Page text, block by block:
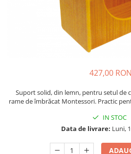
Biciclete si Triciclete
Biciclete Viking Explorer
Diverse
Camere Senzoriale
Amenajări camere senzoriale
427,00 RON
Suport solid, din lemn, pentru setul de
rame de îmbrăcat Montessori. Practic
IN STOC
Data de livrare: Luni,